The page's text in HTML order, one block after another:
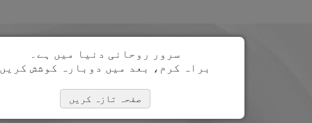
سرور روحانی دنیا میں ہے۔
براہ کرم، بعد میں دوبارہ کوشش کریں
صفحہ تازہ کریں